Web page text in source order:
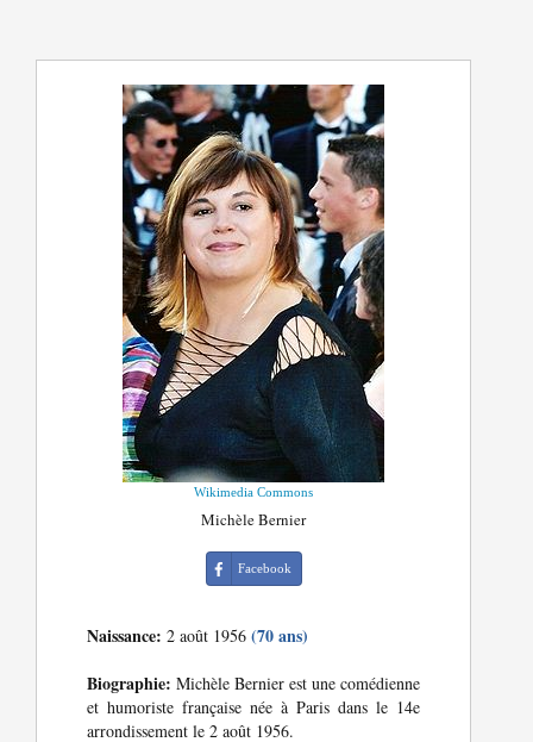
Wikimedia Commons
Michèle Bernier
Facebook
Naissance: 2 août 1956(70 ans)
Biographie: Michèle Bernier est une comédienne
et humoriste française née à Paris dans le 14e
arrondissement le 2 août 1956.